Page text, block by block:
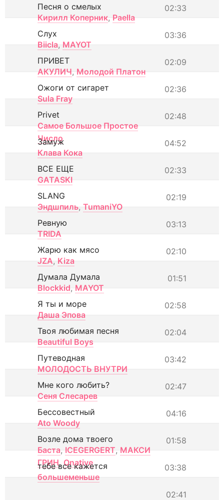
02:33
Песня о смелых
Кирилл Коперник, Paella
03:36
Слух
Biicla, MAYOT
02:09
ПРИВЕТ
АКУЛИЧ, Молодой Платон
02:36
Ожоги от сигарет
Sula Fray
02:48
Privet
Самое Большое Простое
Число
04:52
Замуж
Клава Кока
02:33
ВСЕ ЕЩЕ
GATASKI
02:19
SLANG
Эндшпиль, TumaniYO
03:13
Ревную
TRIDA
02:10
Жарю как мясо
JZA, Kiza
01:51
Думала Думала
Blockkid, MAYOT
02:58
Я ты и море
Даша Эпова
02:04
Твоя любимая песня
Beautiful Boys
03:42
Путеводная
МОЛОДОСТЬ ВНУТРИ
02:47
Мне кого любить?
Сеня Слесарев
04:16
Бессовестный
Ato Woody
01:58
Возле дома твоего
Баста, ICEGERGERT, МАКСИ
ГРИН, Onative 03:38
тебе все кажется
большеменьше
02:41